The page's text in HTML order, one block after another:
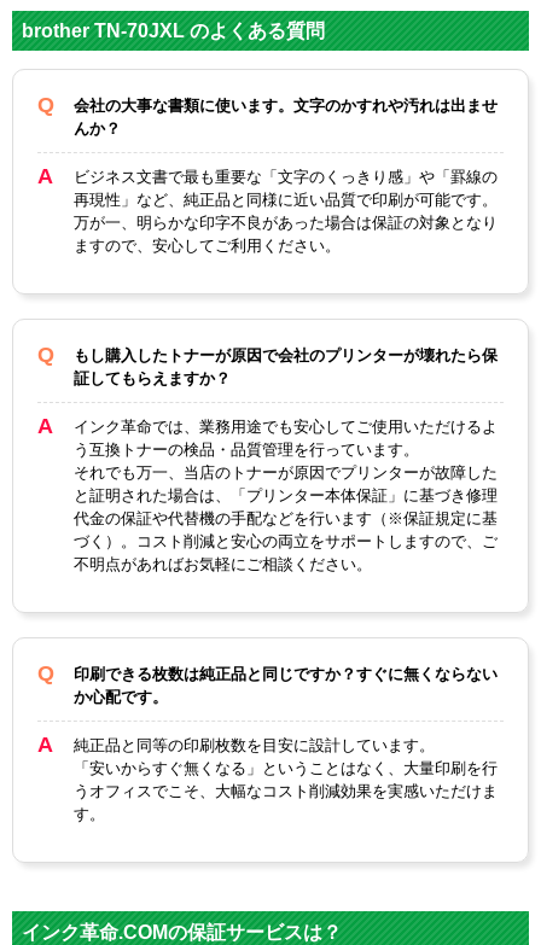
HL-L5210DW
HL-L5210DN
メーカー
ブラザー
対応
純正型番
カテゴリ
カラー ブラック ブラック
ICチップ あり
brother TN-70JXL のよくある質問
会社の大事な書類に使います。文字のかすれや汚れは出ませ
んか？
ビジネス文書で最も重要な「文字のくっきり感」や「罫線の
再現性」など、純正品と同様に近い品質で印刷が可能です。
万が一、明らかな印字不良があった場合は保証の対象となり
ますので、安心してご利用ください。
もし購入したトナーが原因で会社のプリンターが壊れたら保
証してもらえますか？
インク革命では、業務用途でも安心してご使用いただけるよ
う互換トナーの検品・品質管理を行っています。
それでも万一、当店のトナーが原因でプリンターが故障した
と証明された場合は、「プリンター本体保証」に基づき修理
代金の保証や代替機の手配などを行います（※保証規定に基
づく）。コスト削減と安心の両立をサポートしますので、ご
不明点があればお気軽にご相談ください。
印刷できる枚数は純正品と同じですか？すぐに無くならない
か心配です。
純正品と同等の印刷枚数を目安に設計しています。
「安いからすぐ無くなる」ということはなく、大量印刷を行
うオフィスでこそ、大幅なコスト削減効果を実感いただけま
す。
インク革命.COMの保証サービスは？